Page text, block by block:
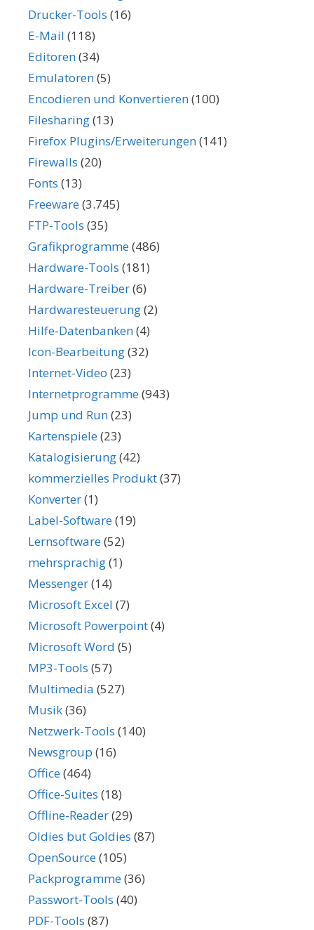
Drucker-Tools (16)
E-Mail (118)
Editoren(34)
Emulatoren(5)
Encodieren und Konvertieren(100)
Filesharing(13)
Firefox Plugins/Erweiterungen(141)
Firewalls (20)
Fonts (13)
Freeware(3.745)
FTP-Tools (35)
Grafikprogramme(486)
Hardware-Tools (181)
Hardware-Treiber(6)
Hardwaresteuerung(2)
Hilfe-Datenbanken(4)
Icon-Bearbeitung(32)
Internet-Video (23)
Internetprogramme(943)
Jump und Run(23)
Kartenspiele(23)
Katalogisierung(42)
kommerzielles Produkt(37)
Konverter(1)
Label-Software(19)
Lernsoftware(52)
mehrsprachig(1)
Messenger(14)
Microsoft Excel (7)
Microsoft Powerpoint(4)
Microsoft Word (5)
MP3-Tools (57)
Multimedia (527)
Musik(36)
Netzwerk-Tools (140)
Newsgroup (16)
Office(464)
Office-Suites (18)
Offline-Reader(29)
Oldies but Goldies (87)
OpenSource(105)
Packprogramme(36)
Passwort-Tools (40)
PDF-Tools (87)